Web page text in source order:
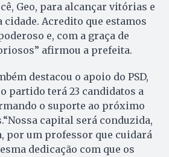
Geo, para alcançar vitórias e
Acredito que estamos
e, com a graça de
afirmou a prefeita.
destacou o apoio do PSD,
partido terá 23 candidatos a
o suporte ao próximo
capital será conduzida,
por um professor que cuidará
dedicação com que os